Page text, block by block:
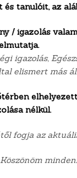
tanulóit, az
/ igazolás
igazolás,
elismert más
nélkül.
fogja az
Köszönöm